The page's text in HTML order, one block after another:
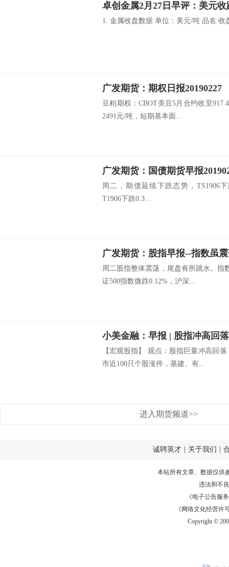
卓创金属2月27日早评：美元
1. 金属收盘数据 单位：美元/吨 品名 收
广发期货：期权日报20190227
豆粕期权：CBOT美豆5月合约收至
2491元/吨，短期基本面...
周二，期债延续下跌态势，TS1906下
T1906下跌0.3...
周二股指整体震荡，尾盘有所跳水。指
证500指数微跌0.12%，沪深...
小美金融：早报 | 股指冲高回
【宏观股指】 观点：股指巨量冲高回
市近100只个股涨停，基建、有...
进入期货频道>>
诚聘英才 关于我们
本站所有文章、数据仅供
违法和不
《电子公告服务
《网络文化经营许
Copyright ©